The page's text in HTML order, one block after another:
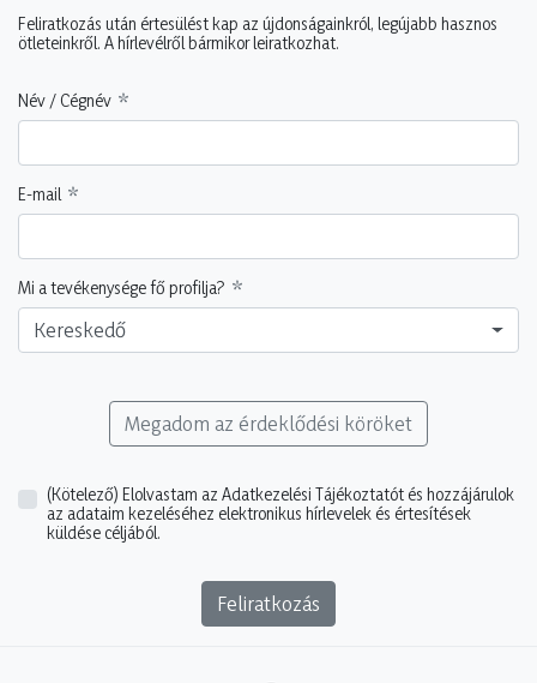
Feliratkozás után értesülést kap az újdonságainkról, legújabb hasznos
ötleteinkről. A hírlevélről bármikor leiratkozhat.
Név / Cégnév
E-mail
Mi a tevékenysége fő profilja?
Kereskedő
Megadom az érdeklődési köröket
(Kötelező) Elolvastam az Adatkezelési Tájékoztatót és hozzájárulok
az adataim kezeléséhez elektronikus hírlevelek és értesítések
küldése céljából.
Feliratkozás